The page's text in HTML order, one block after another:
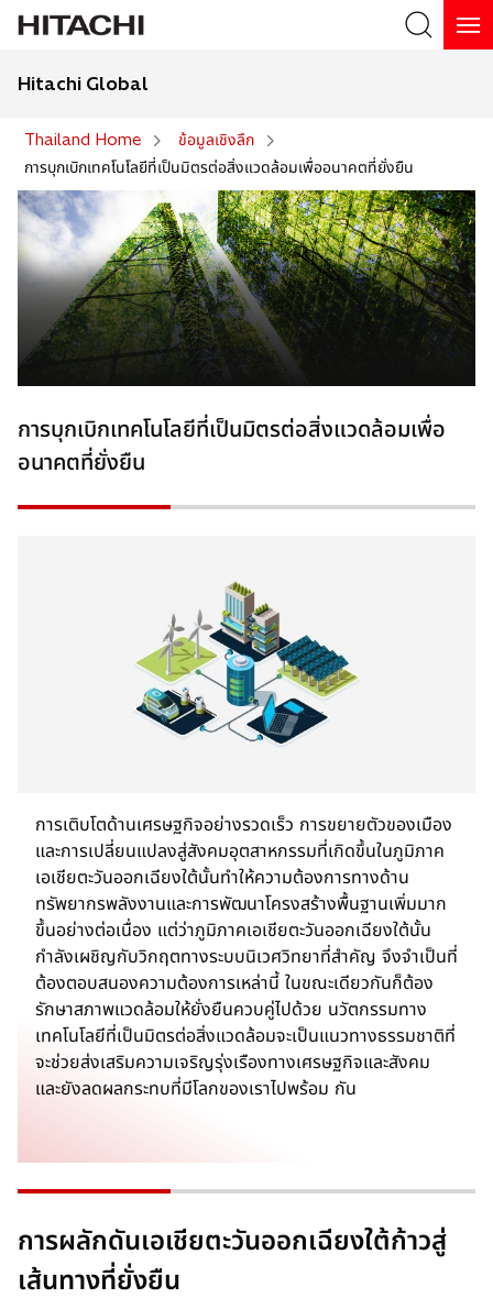
Hitachi Global
Thailand Home
ข้อมูลเชิงลึก
การบุกเบิกเทคโนโลยีที่เป็นมิตรต่อสิ่งแวดล้อมเพื่ออนาคตที่ยั่งยืน
การบุกเบิกเทคโนโลยีที่เป็นมิตรต่อสิ่งแวดล้อมเพื่อ
อนาคตที่ยั่งยืน
การเติบโตด้านเศรษฐกิจอย่างรวดเร็ว การขยายตัวของเมือง
และการเปลี่ยนแปลงสู่สังคมอุตสาหกรรมที่เกิดขึ้นในภูมิภาค
เอเชียตะวันออกเฉียงใต้นั้นทำให้ความต้องการทางด้าน
ทรัพยากรพลังงานและการพัฒนาโครงสร้างพื้นฐานเพิ่มมาก
ขึ้นอย่างต่อเนื่อง แต่ว่าภูมิภาคเอเชียตะวันออกเฉียงใต้นั้น
กำลังเผชิญกับวิกฤตทางระบบนิเวศวิทยาที่สำคัญ จึงจำเป็นที่
ต้องตอบสนองความต้องการเหล่านี้ ในขณะเดียวกันก็ต้อง
รักษาสภาพแวดล้อมให้ยั่งยืนควบคู่ไปด้วย นวัตกรรมทาง
เทคโนโลยีที่เป็นมิตรต่อสิ่งแวดล้อมจะเป็นแนวทางธรรมชาติที่
จะช่วยส่งเสริมความเจริญรุ่งเรืองทางเศรษฐกิจและสังคม
และยังลดผลกระทบที่มีโลกของเราไปพร้อม กัน
การผลักดันเอเชียตะวันออกเฉียงใต้ก้าวสู่
เส้นทางที่ยั่งยืน